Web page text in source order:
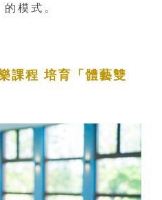
模式。
課程 培育「體藝雙